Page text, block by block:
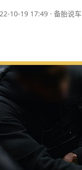
10-19 17:49 · 备胎说车